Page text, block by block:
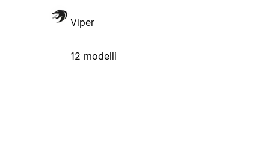
Viper
12 modelli